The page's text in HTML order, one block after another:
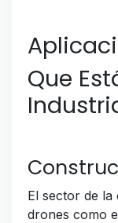
Que
El sector de
drones como